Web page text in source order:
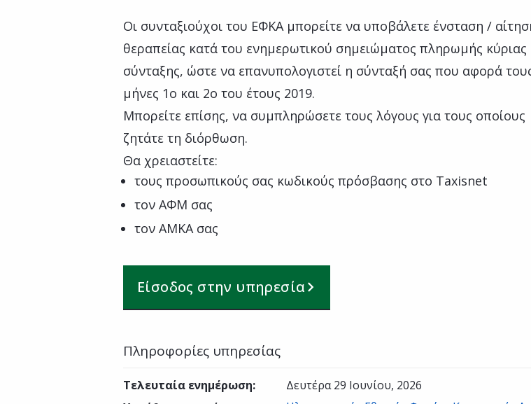
Οι συνταξιούχοι του ΕΦΚΑ μπορείτε να υποβάλετε ένσταση /
θεραπείας κατά του ενημερωτικού σημειώματος πληρωμής κύριας
σύνταξης, ώστε να επανυπολογιστεί η σύνταξή σας που αφορά
μήνες 1ο και 2ο του έτους 2019.
Μπορείτε επίσης, να συμπληρώσετε τους λόγους για τους οποίους
ζητάτε τη διόρθωση.
Θα χρειαστείτε:
τους προσωπικούς σας κωδικούς πρόσβασης στο Taxisnet
τον ΑΦΜ σας
τον ΑΜΚΑ σας
Είσοδος στην υπηρεσία
Πληροφορίες υπηρεσίας
Τελευταία ενημέρωση:
Δευτέρα 29 Ιουνίου, 2026